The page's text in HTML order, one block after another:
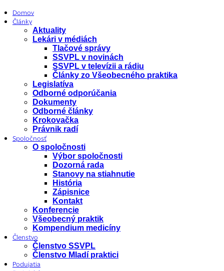
Domov
Články
Aktuality
Lekári v médiách
Tlačové správy
SSVPL v novinách
SSVPL v televízii a rádiu
Články zo Všeobecného praktika
Legislatíva
Odborné odporúčania
Dokumenty
Odborné články
Krokovačka
Právnik radí
Spoločnosť
O spoločnosti
Výbor spoločnosti
Dozorná rada
Stanovy na stiahnutie
História
Zápisnice
Kontakt
Konferencie
Všeobecný praktik
Kompendium medicíny
Členstvo
Členstvo SSVPL
Členstvo Mladí praktici
Podujatia